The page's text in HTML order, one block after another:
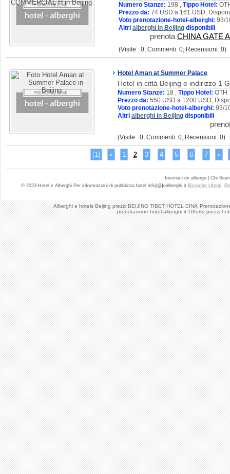
Alberghi e hotels Beijing prezzi BEIJING TIBET HOTEL CINA
prenotazione-hotel-alberghi.it Offerte prezzi
Numero Stanze: 198 , Tippo Hotel:
Prezzo da: 74 USD a 161 USD,
Voto prenotazione-hotel-alberghi: 93/
Altri alberghi in Beijing disponibili
prenota CHINA GATE
(Visite : 0; Commenti: 0; Recensioni: 0)
Hotel Aman at Summer Palace
Hotel in città Beijing e indirizzo 1
Numero Stanze: 18 , Tippo Hotel: OTH
Prezzo da: 550 USD a 1200 USD,
Voto prenotazione-hotel-alberghi: 93/
Altri alberghi in Beijing disponibili
(Visite : 0; Commenti: 0; Recensioni: 0)
[1] « 1 2 3 4 5 6 7 »
Inserisci un albergo | Chi
© 2023 Hotel e Alberghi Per informazioni di pubblicita hotel info[@]ealberghi.it Ricerche Utenti,